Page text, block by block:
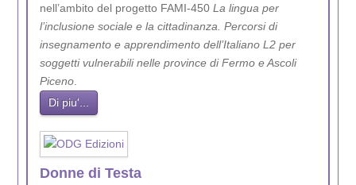
nell’ambito del progetto FAMI-450 La lingua per
l’inclusione sociale e la cittadinanza. Percorsi di
insegnamento e apprendimento dell’Italiano L2 per
soggetti vulnerabili nelle province di Fermo e Ascoli
Piceno.
Di piu'...
Donne di Testa